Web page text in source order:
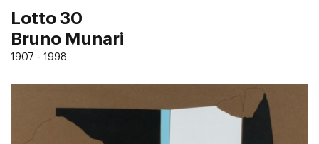
Lotto 30
Bruno Munari
1907 - 1998